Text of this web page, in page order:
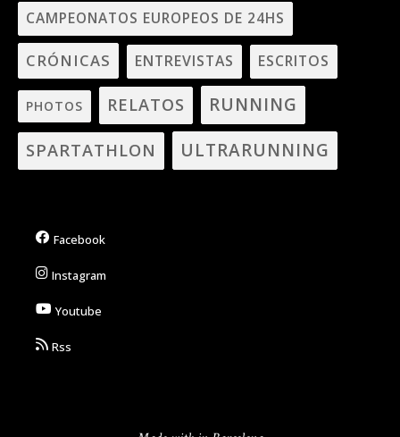
CAMPEONATOS EUROPEOS DE 24HS
CRÓNICAS ENTREVISTAS ESCRITOS
PHOTOS RELATOS RUNNING
SPARTATHLON ULTRARUNNING
Facebook
Instagram
Youtube
Rss